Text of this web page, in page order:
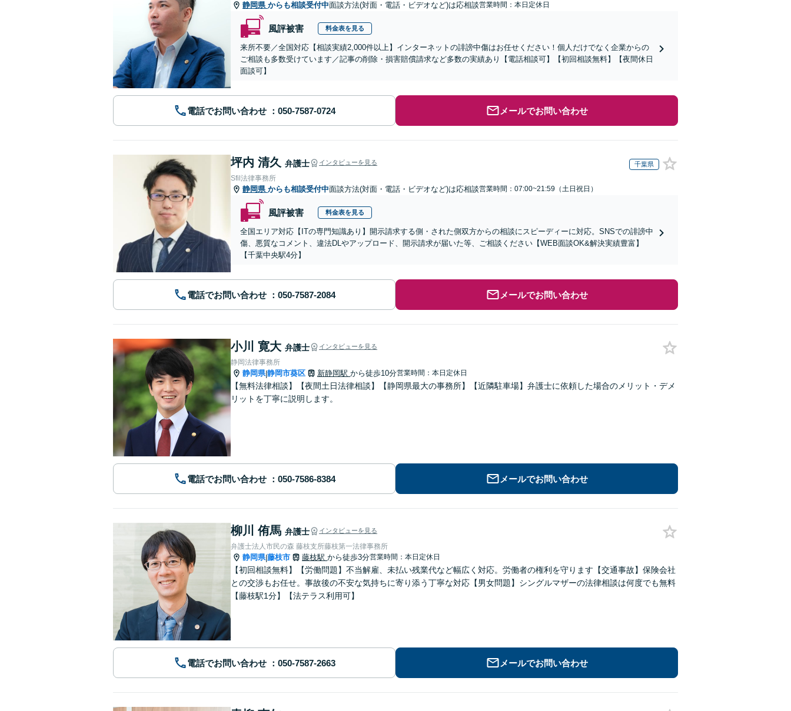
静岡県 からも相談受付中面談方法(対面・電話・ビデオなど)は応相談営業時間：本日定休日
風評被害 料金表を見る
来所不要／全国対応【相談実績2,000件以上】インターネットの誹謗中傷はお任せください！個人だけでなく企業からの
ご相談も多数受けています／記事の削除・損害賠償請求など多数の実績あり【電話相談可】【初回相談無料】【夜間休日
面談可】
電話でお問い合わせ メールでお問い合わせ
坪内 清久 弁護士 インタビューを見る 千葉県
Sfil法律事務所
静岡県 からも相談受付中面談方法(対面・電話・ビデオなど)は応相談営業時間：07:00~21:59（土日祝日）
風評被害 料金表を見る
全国エリア対応【ITの専門知識あり】開示請求する側・された側双方からの相談にスピーディーに対応。SNSでの誹謗中
傷、悪質なコメント、違法DLやアップロード、開示請求が届いた等、ご相談ください【WEB面談OK&解決実績豊富】
【千葉中央駅4分】
電話でお問い合わせ メールでお問い合わせ
小川 寛大 弁護士 インタビューを見る
静岡法律事務所
静岡県|静岡市葵区 新静岡駅 から徒歩10分営業時間：本日定休日
【無料法律相談】【夜間土日法律相談】【静岡県最大の事務所】【近隣駐車場】弁護士に依頼した場合のメリット・デメ
リットを丁寧に説明します。
電話でお問い合わせ メールでお問い合わせ
柳川 侑馬 弁護士 インタビューを見る
弁護士法人市民の森 藤枝支所藤枝第一法律事務所
静岡県|藤枝市 藤枝駅 から徒歩3分営業時間：本日定休日
【初回相談無料】【労働問題】不当解雇、未払い残業代など幅広く対応。労働者の権利を守ります【交通事故】保険会社
との交渉もお任せ。事故後の不安な気持ちに寄り添う丁寧な対応【男女問題】シングルマザーの法律相談は何度でも無料
【藤枝駅1分】【法テラス利用可】
電話でお問い合わせ メールでお問い合わせ